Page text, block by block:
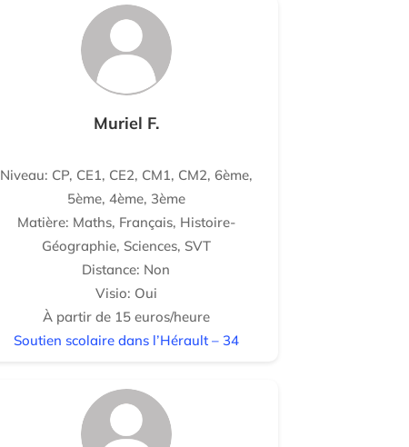
Muriel F.
Niveau: CP, CE1, CE2, CM1, CM2, 6ème,
5ème, 4ème, 3ème
Matière: Maths, Français, Histoire-
Géographie, Sciences, SVT
Distance: Non
Visio: Oui
À partir de 15 euros/heure
Soutien scolaire dans l’Hérault – 34